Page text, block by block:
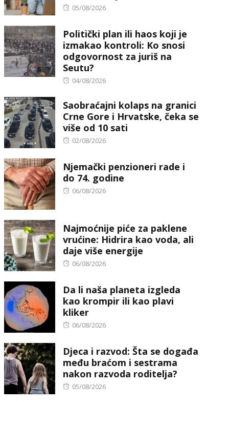
Posted
05/08/2026
Politički plan ili haos koji je
izmakao kontroli: Ko snosi
odgovornost za juriš na
Seutu?
Posted
04/08/2026
Saobraćajni kolaps na granici
Crne Gore i Hrvatske, čeka se
više od 10 sati
Posted
02/08/2026
Njemački penzioneri rade i
do 74. godine
Posted
06/08/2026
Najmoćnije piće za paklene
vrućine: Hidrira kao voda, ali
daje više energije
Posted
06/08/2026
Da li naša planeta izgleda
kao krompir ili kao plavi
kliker
Posted
06/08/2026
Djeca i razvod: Šta se događa
među braćom i sestrama
nakon razvoda roditelja?
Posted
05/08/2026